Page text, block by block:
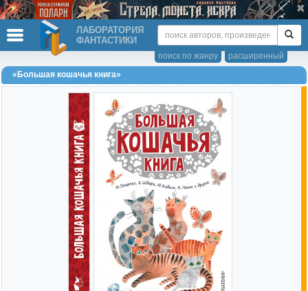
ЛАБОРАТОРИЯ
ФАНТАСТИКИ
расширенный
поиск по жанру
«Большая кошачья книга»